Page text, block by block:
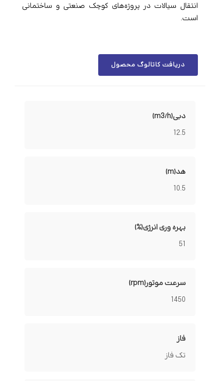
انتقال سیالات در پروژه‌های کوچک صنعتی و ساختمانی
است.
دریافت کاتالوگ محصول
دبی(m3/h)
12.5
هد(m)
10.5
بهره وری انرژی(%)
51
سرعت موتور(rpm)
1450
فاز
تک فاز